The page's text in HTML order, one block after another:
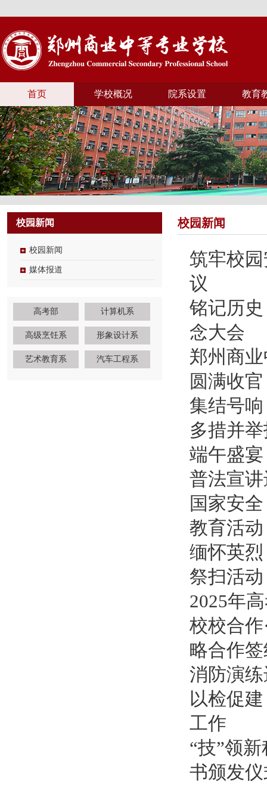
首页 学校概况 院系设置 教育
校园新闻
校园新闻
媒体报道
高考部 计算机系
高级烹饪系 形象设计系
艺术教育系 汽车工程系
校园新闻
筑牢校
议
铭记历
念大会
郑州商
圆满收
集结号
多措并
端午盛
普法宣
国家安
教育活动
缅怀英
祭扫活动
2025年
校校合
略合作
消防演
以检促
工作
“技”领
书颁发